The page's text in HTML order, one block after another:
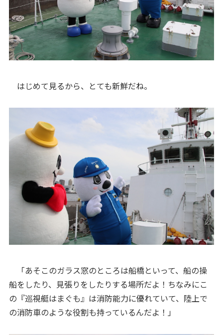
はじめて見るから、とても新鮮だね。
「あそこのガラス窓のところは船橋といって、船の操
船をしたり、見張りをしたりする場所だよ！ちなみにこ
の『巡視艇はまぐも』は消防能力に優れていて、陸上で
の消防車のような役割も持っているんだよ！」